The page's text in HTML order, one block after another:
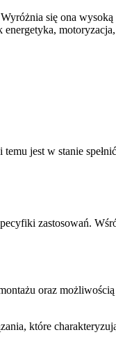
się ona wysoką
jest w stanie
zastosowań.
oraz
które